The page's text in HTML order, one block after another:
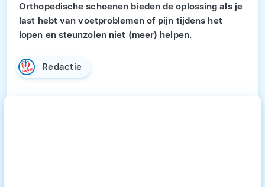
Orthopedische schoenen bieden de oplossing als je
last hebt van voetproblemen of pijn tijdens het
lopen en steunzolen niet (meer) helpen.
Redactie